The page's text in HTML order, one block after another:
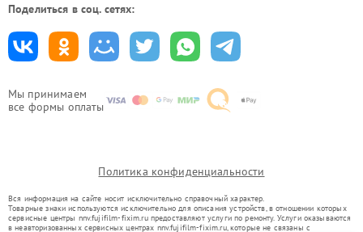
Мы принимаем
все формы оплаты
Поделиться в соц. сетях:
Политика конфиденциальности
Вся информация на сайте носит исключительно справочный характер.
Товарные знаки используются исключительно для описания устройств, в отношении которых
сервисные центры nnv.fujifilm-fixim.ru предоставляют услуги по ремонту. Услуги оказываются
в неавторизованных сервисных центрах nnv.fujifilm-fixim.ru, которые не связаны с